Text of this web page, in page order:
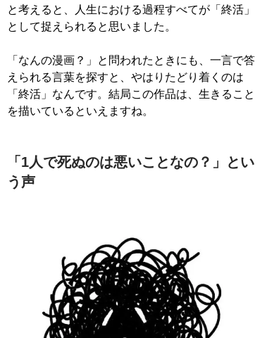
と考えると、人生における過程すべてが「終活」
として捉えられると思いました。
「なんの漫画？」と問われたときにも、一言で答
えられる言葉を探すと、やはりたどり着くのは
「終活」なんです。結局この作品は、生きること
を描いているといえますね。
「1人で死ぬのは悪いことなの？」とい
う声